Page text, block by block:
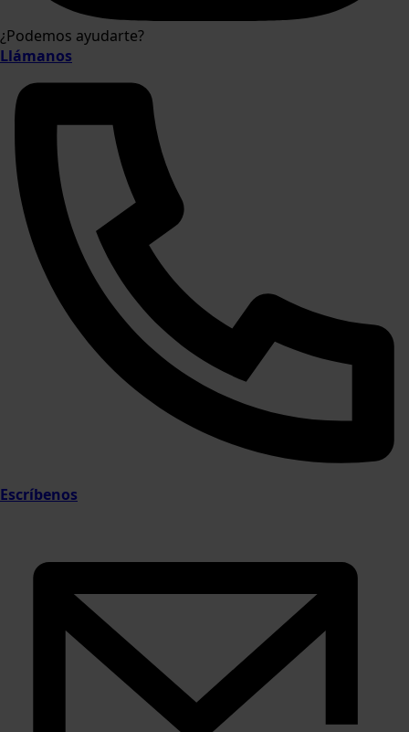
¿Podemos ayudarte?
Llámanos
Escríbenos